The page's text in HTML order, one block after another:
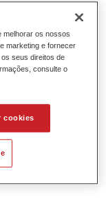
misturar as
nas
utilizada para
e Permacron
cores lisas.
melhorar os nossos
marketing e fornecer
seus direitos de
consulte o
cookies